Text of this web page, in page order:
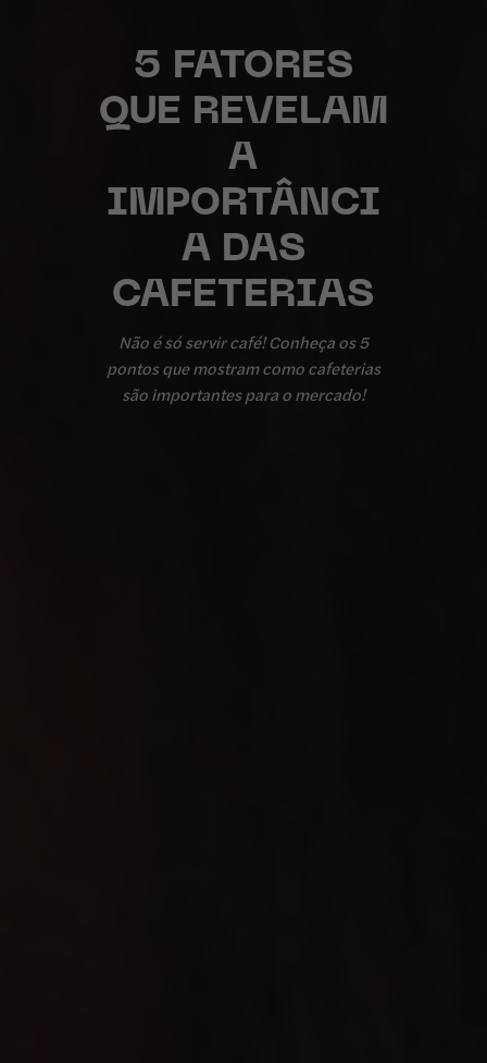
5 FATORES
QUE REVELAM
A
IMPORTÂNCI
A DAS
CAFETERIAS
Não é só servir café! Conheça os 5
pontos que mostram como cafeterias
são importantes para o mercado!